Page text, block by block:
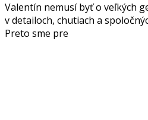
Valentín nemusí byť o veľkých
v detailoch, chutiach a
Preto sme pre